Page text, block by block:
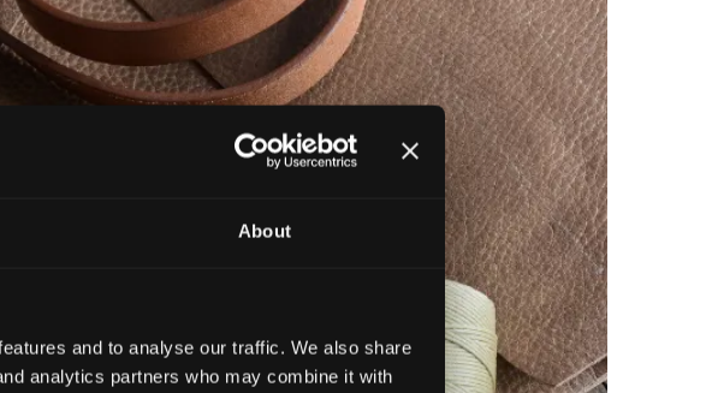
About
and to analyse our traffic. We also share
analytics partners who may combine it with